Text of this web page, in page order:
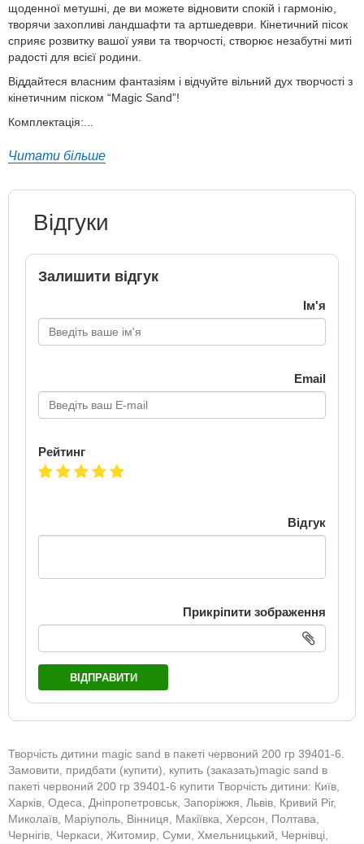
щоденної метушні, де ви можете відновити спокій і гармонію,
творячи захопливі ландшафти та артшедеври. Кінетичний пісок
сприяє розвитку вашої уяви та творчості, створює незабутні миті
радості для всієї родини.
Віддайтеся власним фантазіям і відчуйте вільний дух творчості з
кінетичним піском “Magic Sand”!
Комплектація:...
Читати більше
Відгуки
Залишити відгук
Ім'я
Email
Рейтинг
Відгук
Прикріпити зображення
ВІДПРАВИТИ
Творчість дитини magic sand в пакеті червоний 200 гр 39401-6.
Замовити, придбати (купити), купить (заказать)magic sand в
пакеті червоний 200 гр 39401-6 купити Творчість дитини: Київ,
Харків, Одеса, Дніпропетровськ, Запоріжжя, Львів, Кривий Ріг,
Миколаїв, Маріуполь, Вінниця, Макіївка, Херсон, Полтава,
Чернігів, Черкаси, Житомир, Суми, Хмельницький, Чернівці,